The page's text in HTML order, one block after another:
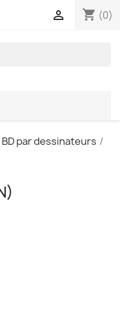
shopping_cart (0)

BD par dessinateurs